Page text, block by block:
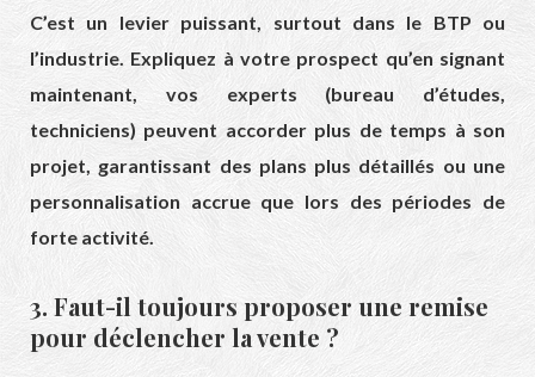
C’est un levier puissant, surtout dans le BTP ou
l’industrie. Expliquez à votre prospect qu’en signant
maintenant, vos experts (bureau d’études,
techniciens) peuvent accorder plus de temps à son
projet, garantissant des plans plus détaillés ou une
personnalisation accrue que lors des périodes de
forte activité.
3. Faut-il toujours proposer une remise
pour déclencher la vente ?